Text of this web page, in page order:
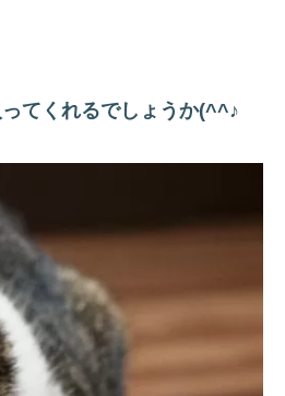
てくれるでしょうか(^^♪